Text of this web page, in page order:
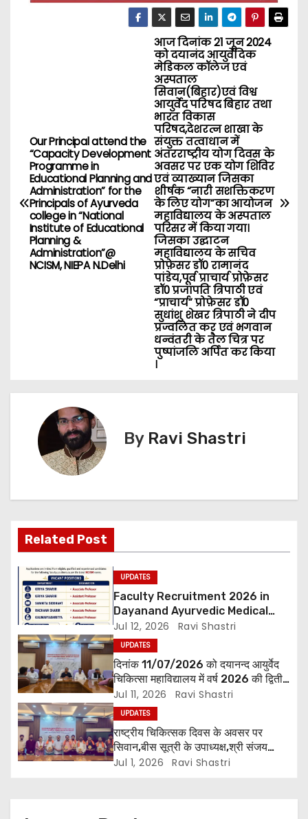
n
a
v
o
आज दिनांक 21 जून 2024
को दयानंद आयुर्वेदिक
मेडिकल कॉलेज एवं
अस्पताल
सिवान(बिहार)एवं विश्व
आयुर्वेद परिषद बिहार तथा
भारत विकास
परिषद,देशरत्न शाखा के
संयुक्त तत्वाधान में
अंतरराष्ट्रीय योग दिवस के
अवसर पर एक योग शिविर
एवं व्याख्यान जिसका
शीर्षक “नारी सशक्तिकरण
के लिए योग”का आयोजन
महाविद्यालय के अस्पताल
परिसर में किया गया।
जिसका उद्घाटन
महाविद्यालय के सचिव
प्रोफ़ेसर डॉ0 रामानंद
पांडेय,पूर्व प्राचार्य प्रोफ़ेसर
डॉ0 प्रजापति त्रिपाठी एवं
“प्राचार्य” प्रोफ़ेसर डॉ0
सुधांशु शेखर त्रिपाठी ने दीप
प्रज्वलित कर एवं भगवान
धन्वंतरी के तैल चित्र पर
पुष्पांजलि अर्पित कर किया
।
Our Principal attend the
“Capacity Development
Programme in
Educational Planning and
Administration” for the
Principals of Ayurveda
college in “National
Institute of Educational
Planning &
Administration”@
NCISM, NIEPA N.Delhi
By Ravi Shastri
Related Post
UPDATES
Faculty Recruitment 2026 in
Dayanand Ayurvedic Medical
Collage & Hospital Andar Road
,Siwan
Jul 12, 2026 Ravi Shastri
UPDATES
दिनांक 11/07/2026 को दयानन्द आयुर्वेद
चिकित्सा महाविद्यालय में वर्ष 2026 की द्वितीय
शिक्षक परिषद की बैठक प्राचार्य की अध्यक्षता
में हुई। बैठक मे महाविद्यालय सभी विभागाध्यक्ष
एवं शिक्षक सम्मिलित हुए।
Jul 11, 2026 Ravi Shastri
UPDATES
राष्ट्रीय चिकित्सक दिवस के अवसर पर
सिवान,बीस सूत्री के उपाध्यक्ष,श्री संजय
पाण्डेय एवं सोसाइटी हेल्पर ग्रुप के अनमोल जी
Jul 1, 2026 Ravi Shastri